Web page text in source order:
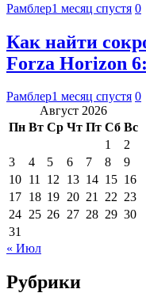
Рамблер1 месяц спустя 0
Как найти
Forza Horizon
Рамблер1 месяц спустя 0
Август 2026
Пн Вт Ср Чт Пт Сб Вс
1
2
3
4 5 6 7 8
9
10 11 12 13 14 15 16
17 18 19 20 21 22 23
24 25 26 27 28 29 30
31
« Июл
Рубрики